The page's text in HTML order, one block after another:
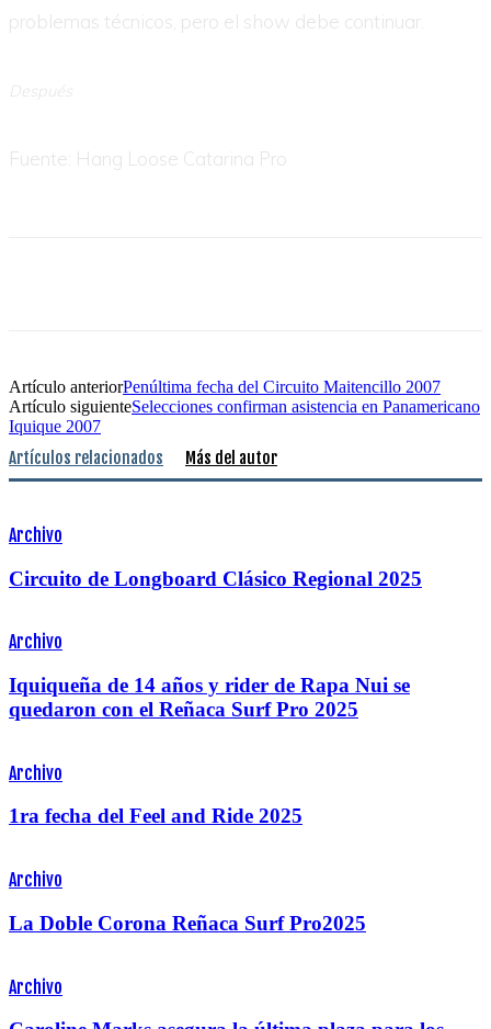
problemas técnicos, pero el show debe continuar.
Después
Fuente: Hang Loose Catarina Pro
Artículo anteriorPenúltima fecha del Circuito Maitencillo 2007
Artículo siguienteSelecciones confirman asistencia en Panamericano
Iquique 2007
Artículos relacionados Más del autor
Archivo
Circuito de Longboard Clásico Regional 2025
Archivo
Iquiqueña de 14 años y rider de Rapa Nui se
quedaron con el Reñaca Surf Pro 2025
Archivo
1ra fecha del Feel and Ride 2025
Archivo
La Doble Corona Reñaca Surf Pro2025
Archivo